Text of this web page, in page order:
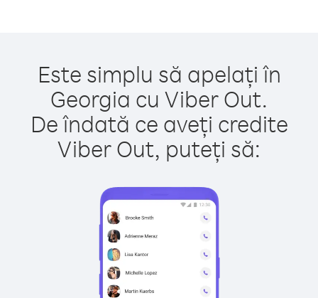
Este simplu să apelați în
Georgia cu Viber Out.
De îndată ce aveți credite
Viber Out, puteți să: